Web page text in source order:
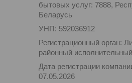
бытовых услуг: 7888,
Беларусь
УНП: 592036912
Регистрационный орган:
районный
Дата регистрации
07.05.2026